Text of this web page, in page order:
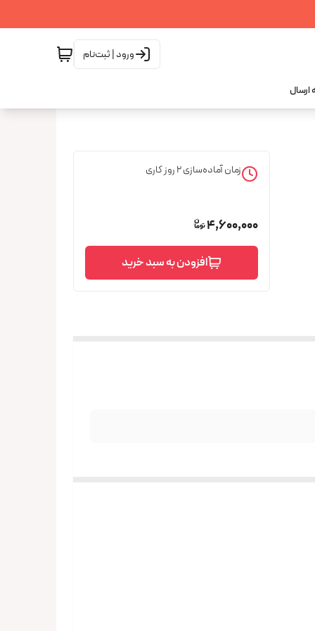
ورود | ثبت‌نام
ارسال
زمان آماده‌سازی2روز کاری
4,600,000
افزودن به سبد خرید